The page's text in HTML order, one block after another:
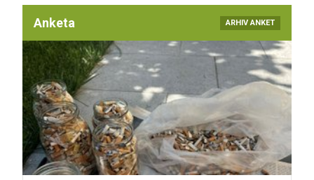
Anketa ARHIV ANKET